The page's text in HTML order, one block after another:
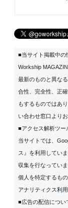
■当サイト掲載中の
Workship
最新のものと異な
合性、完全性、正
もするものではあ
い合わせ窓口より
■アクセス解析ツー
当サイトでは、
ス』を利用してい
収集を行なってい
個人を特定するも
アナリティクス利
■広告の配信につい